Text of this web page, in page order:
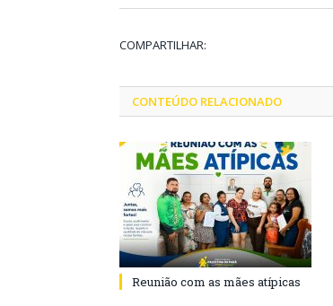
COMPARTILHAR:
CONTEÚDO RELACIONADO
Reunião com as mães atípicas